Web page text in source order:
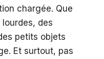
chargée. Que
lourdes, des
petits objets
Et surtout, pas